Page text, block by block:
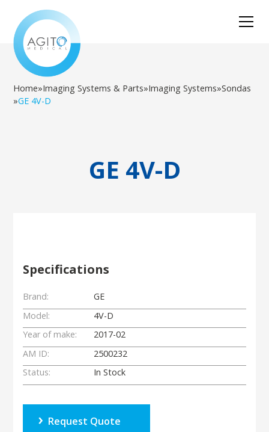
Home»Imaging Systems & Parts»Imaging Systems»Sondas
»GE 4V-D
GE 4V-D
Specifications
Brand:
GE
Model:
4V-D
Year of make:
2017-02
AM ID:
2500232
Status:
In Stock
Request Quote